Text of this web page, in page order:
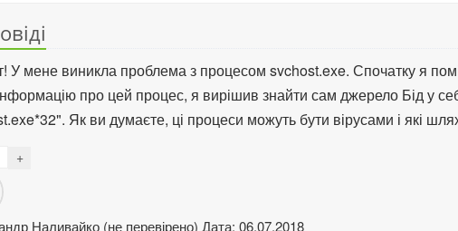
У мене виникла проблема з процесом svchost.exe. Спочатку я
про цей процес, я вирішив знайти сам джерело Бід у
Як ви думаєте, ці процеси можуть бути вірусами і які
+
Наливайко (не перевірено) Дата: 06.07.2018